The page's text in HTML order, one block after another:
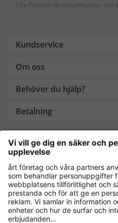
Ulla Popkens dataskyddspolicy och
Kundservice
Om oss
Behöver du hjälp?
Betalning
Handla säkert
Andra onlinebutiker
Sverige